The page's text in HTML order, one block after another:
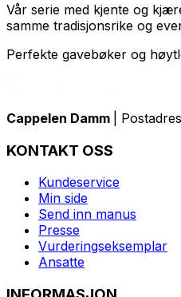
Vår serie med kjente og
samme tradisjonsrike og
Perfekte gavebøker og
Cappelen Damm |
KONTAKT OSS
Kundeservice
Min side
Send inn manus
Presse
Vurderingseksemplar
Ansatte